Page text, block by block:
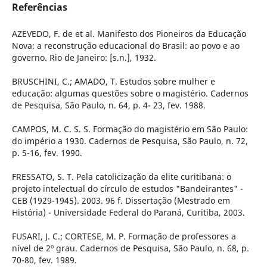
Referências
AZEVEDO, F. de et al. Manifesto dos Pioneiros da Educação
Nova: a reconstrução educacional do Brasil: ao povo e ao
governo. Rio de Janeiro: [s.n.], 1932.
BRUSCHINI, C.; AMADO, T. Estudos sobre mulher e
educação: algumas questões sobre o magistério. Cadernos
de Pesquisa, São Paulo, n. 64, p. 4- 23, fev. 1988.
CAMPOS, M. C. S. S. Formação do magistério em São Paulo:
do império a 1930. Cadernos de Pesquisa, São Paulo, n. 72,
p. 5-16, fev. 1990.
FRESSATO, S. T. Pela catolicização da elite curitibana: o
projeto intelectual do círculo de estudos "Bandeirantes" -
CEB (1929-1945). 2003. 96 f. Dissertação (Mestrado em
História) - Universidade Federal do Paraná, Curitiba, 2003.
FUSARI, J. C.; CORTESE, M. P. Formação de professores a
nível de 2º grau. Cadernos de Pesquisa, São Paulo, n. 68, p.
70-80, fev. 1989.